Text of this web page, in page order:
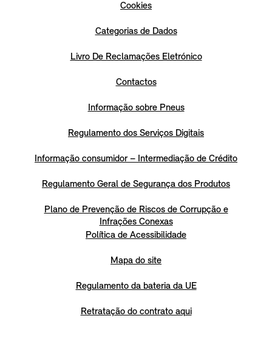
Cookies
Categorias de Dados
Livro De Reclamações Eletrónico
Contactos
Informação sobre Pneus
Regulamento dos Serviços Digitais
Informação consumidor – Intermediação de Crédito
Regulamento Geral de Segurança dos Produtos
Plano de Prevenção de Riscos de Corrupção e
Infrações Conexas
Política de Acessibilidade
Mapa do site
Regulamento da bateria da UE
Retratação do contrato aqui